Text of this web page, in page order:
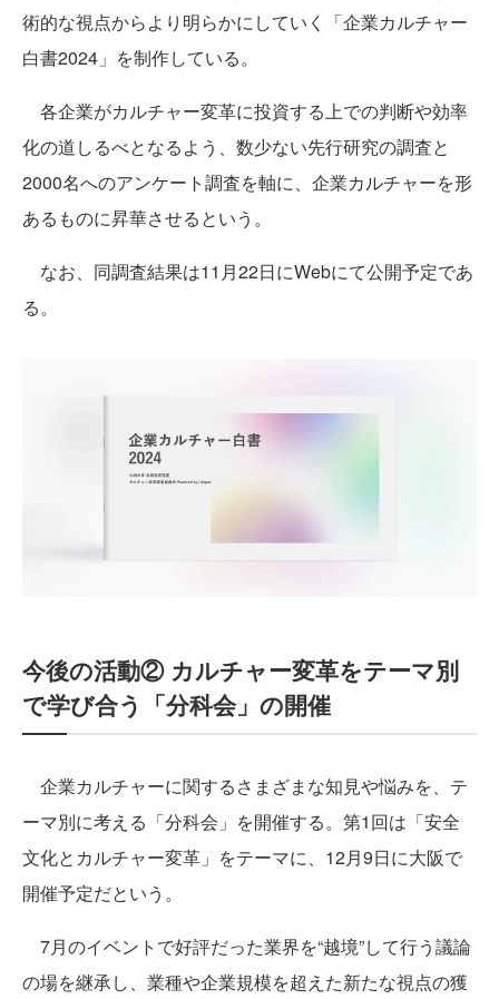
術的な視点からより明らかにしていく「企業カルチャー
白書2024」を制作している。
各企業がカルチャー変革に投資する上での判断や効率
化の道しるべとなるよう、数少ない先行研究の調査と
2000名へのアンケート調査を軸に、企業カルチャーを形
あるものに昇華させるという。
なお、同調査結果は11月22日にWebにて公開予定であ
る。
今後の活動② カルチャー変革をテーマ別
で学び合う「分科会」の開催
企業カルチャーに関するさまざまな知見や悩みを、テ
ーマ別に考える「分科会」を開催する。第1回は「安全
文化とカルチャー変革」をテーマに、12月9日に大阪で
開催予定だという。
7月のイベントで好評だった業界を“越境”して行う議論
の場を継承し、業種や企業規模を超えた新たな視点の獲